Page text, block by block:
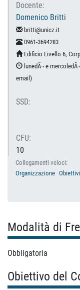
Docente:
Domenico Britti
britti@unicz.it
0961-3694283
Edificio Livello 6,
lunedÃ¬ e
email)
SSD:
CFU:
10
Collegamenti veloci:
Organizzazione
Modalità di
Obbligatoria
Obiettivo del